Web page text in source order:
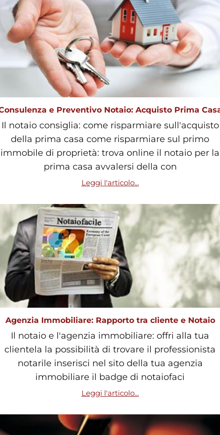
e Preventivo Notaio: Acquisto Prima
Il notaio consiglia: come risparmiare sull'acquisto
della prima casa come risparmiare sul primo
immobile di proprietà: trova online il notaio per la
prima casa avvalersi della con
Leggi l'articolo...
Agenzia Immobiliare: Rapporto tra cliente e Notaio
Il notaio e l'agenzia immobiliare: offri alla tua
clientela la possibilità di trovare il professionista
notarile inserisci nel sito della tua agenzia
immobiliare il badge di notaiofaci
Leggi l'articolo...